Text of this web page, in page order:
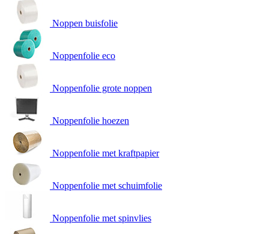
Noppen buisfolie
Noppenfolie eco
Noppenfolie grote noppen
Noppenfolie hoezen
Noppenfolie met kraftpapier
Noppenfolie met schuimfolie
Noppenfolie met spinvlies